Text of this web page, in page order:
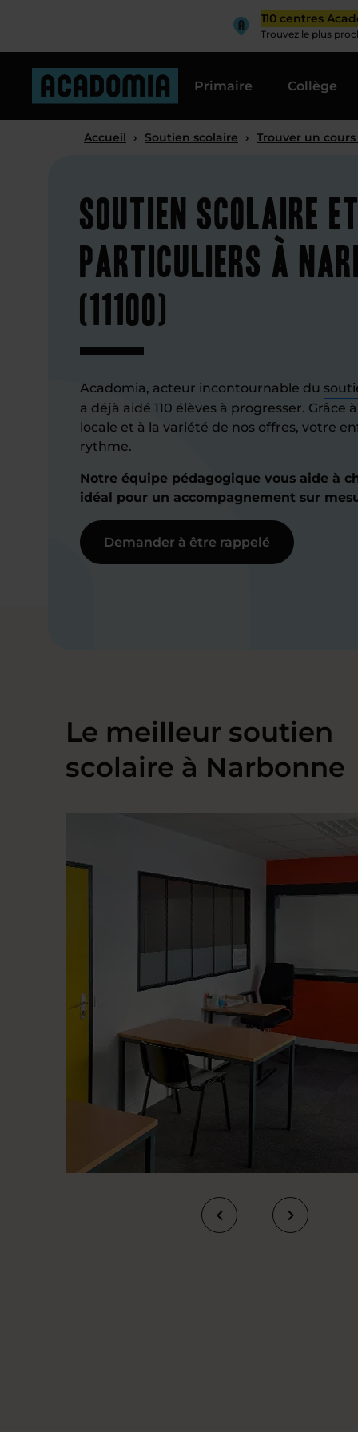
110 centres
Trouvez le plus
Primaire Collège
Accueil › Soutien scolaire › Trouver un
Soutien scolaire
particuliers à
(11100)
Acadomia, acteur incontournable du
a déjà aidé 110 élèves à progresser.
locale et à la variété de nos offres, votre
rythme.
Notre équipe pédagogique vous aide à
idéal pour un accompagnement sur
Demander à être rappelé
Le meilleur soutien
scolaire à Narbonne